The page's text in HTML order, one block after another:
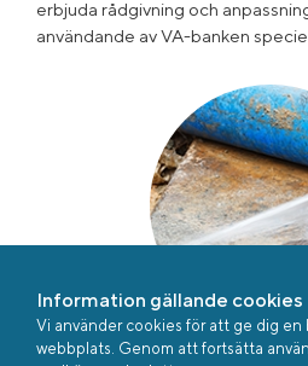
Information gällande cookies
Vi använder cookies för att ge dig en
webbplats. Genom att fortsätta
erbjuda rådgivning och
användande av VA-banken
VA-banken -